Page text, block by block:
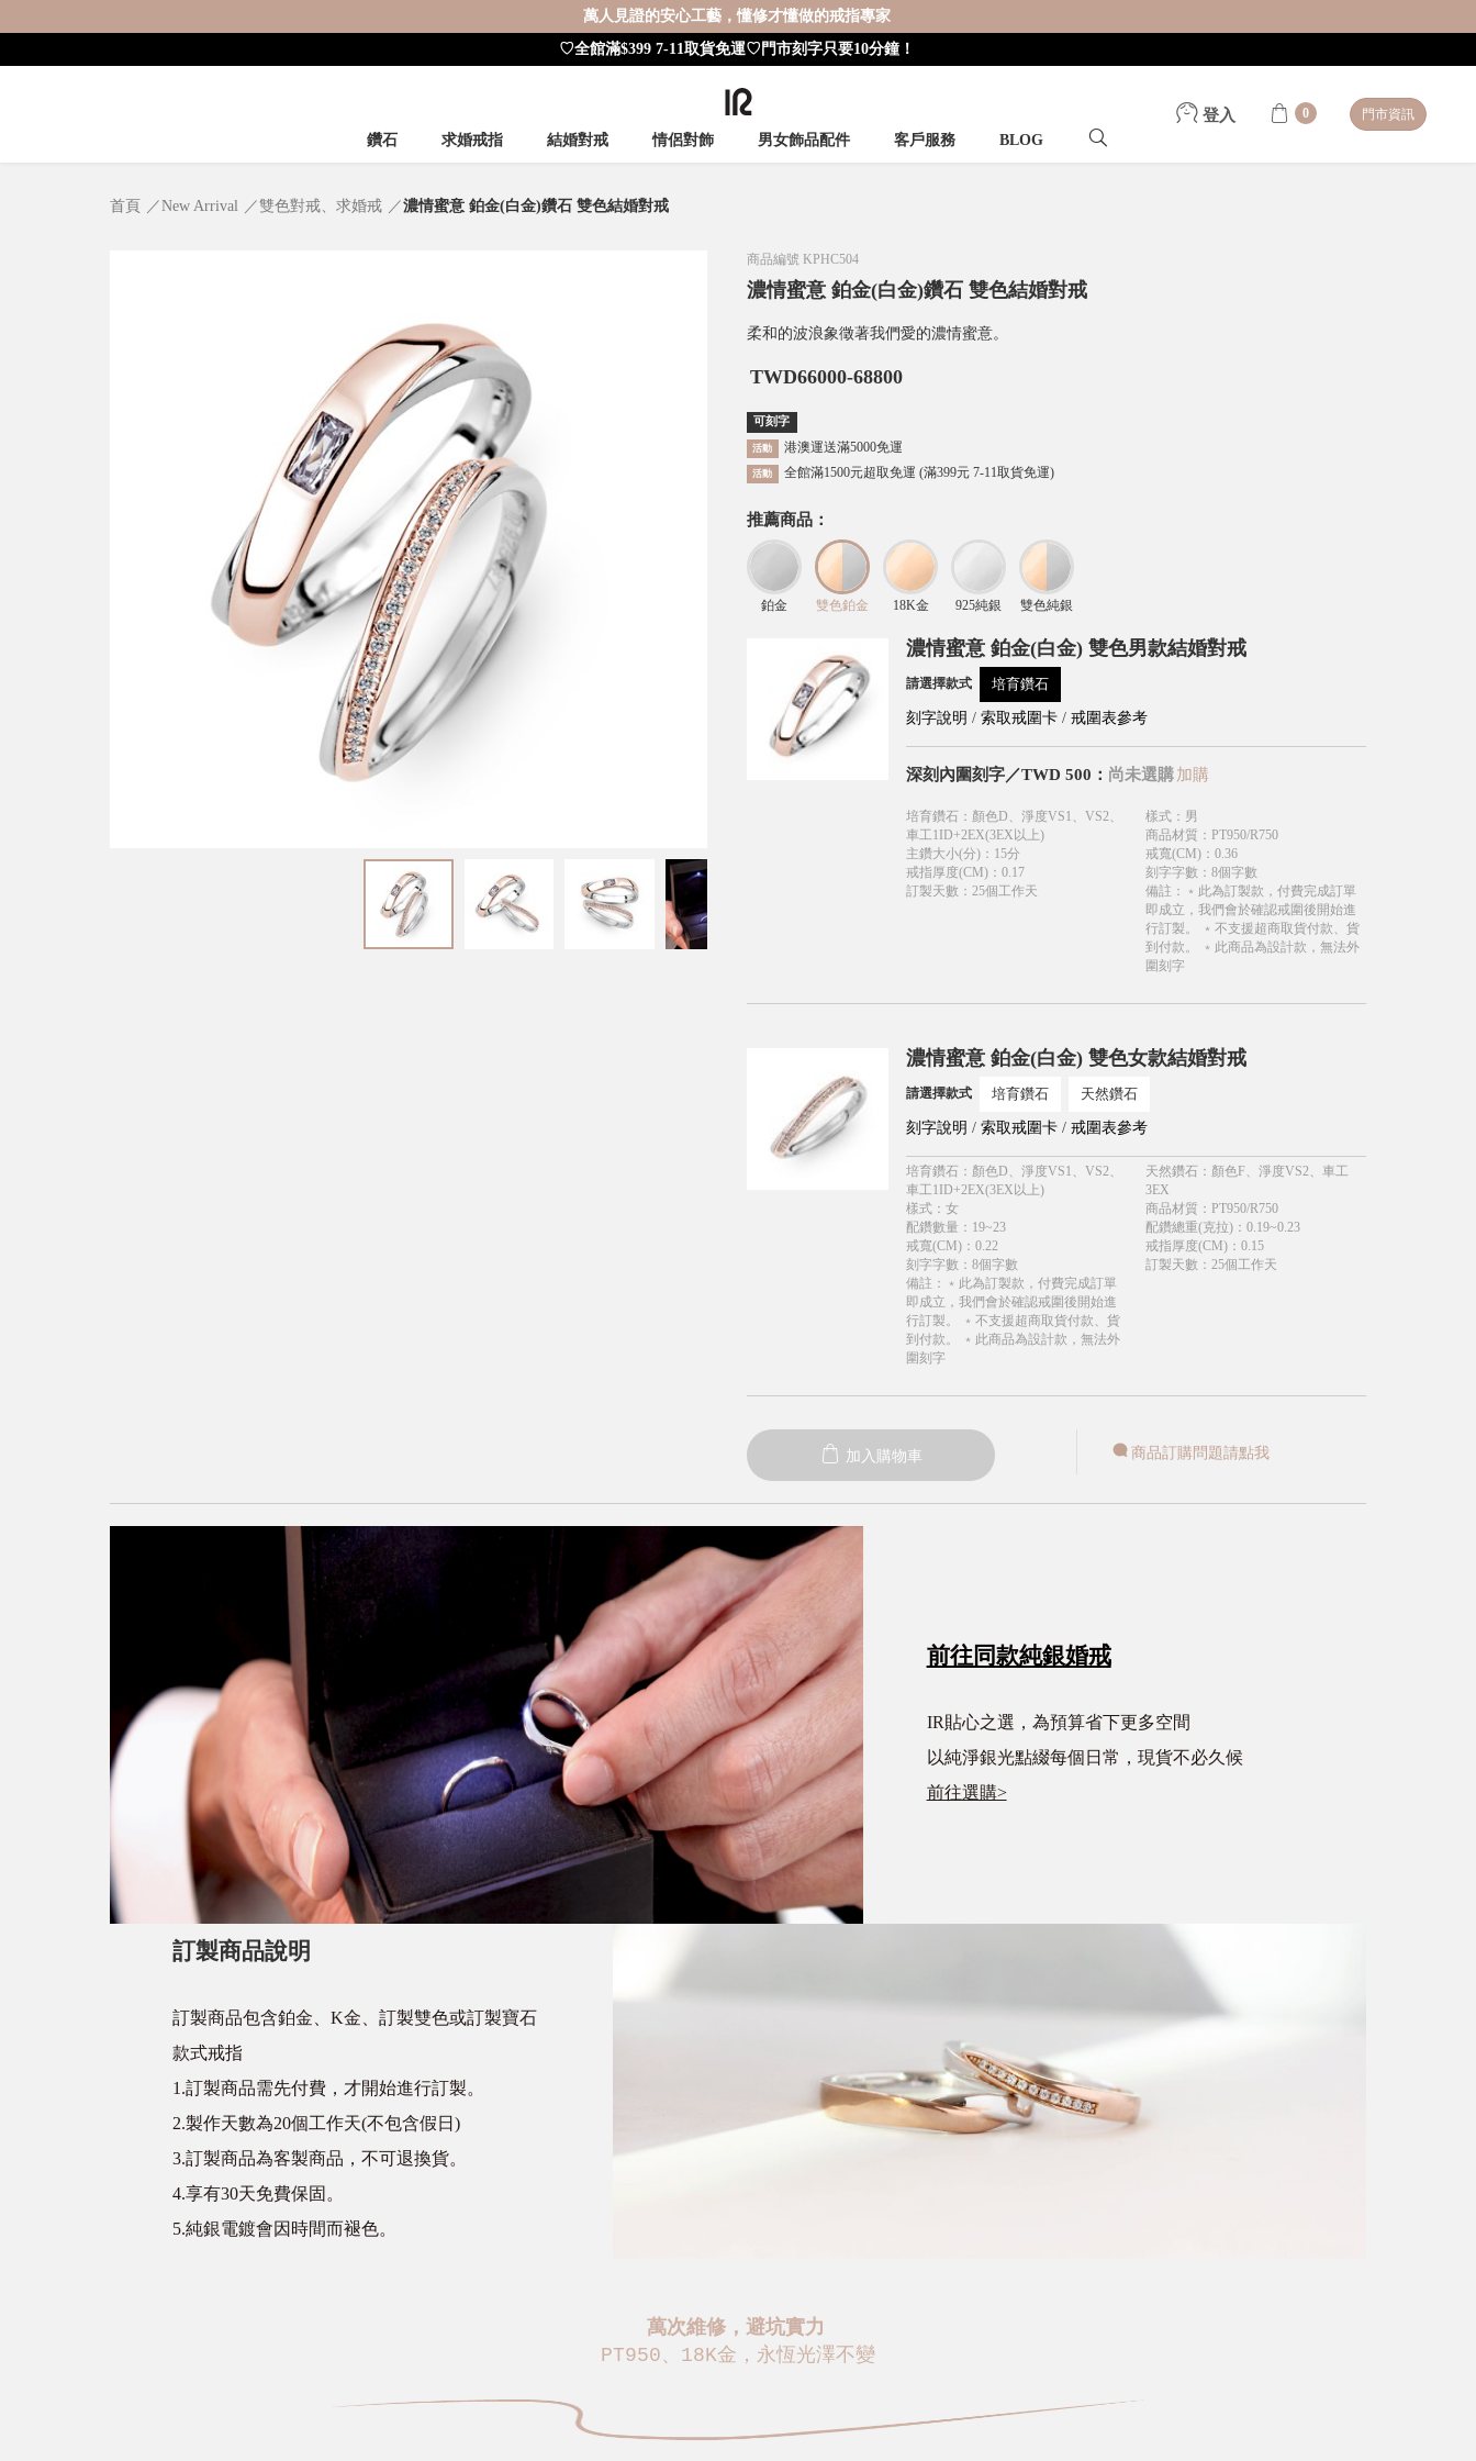
萬人見證的安心工藝，懂修才懂做的戒指專家
♡全館滿$399 7-11取貨免運♡門市刻字只要10分鐘！
鑽石 求婚戒指 結婚對戒 情侶對飾 男女飾品配件 客戶服務 BLOG
登入 0 門市資訊
首頁 New Arrival 雙色對戒、求婚戒 濃情蜜意 鉑金(白金)鑽石 雙色結婚對戒
商品編號 KPHC504
濃情蜜意 鉑金(白金)鑽石 雙色結婚對戒
柔和的波浪象徵著我們愛的濃情蜜意。
TWD66000-68800
可刻字
活動 港澳運送滿5000免運
活動 全館滿1500元超取免運 (滿399元 7-11取貨免運)
推薦商品：
鉑金 雙色鉑金 18K金 925純銀 雙色純銀
濃情蜜意 鉑金(白金) 雙色男款結婚對戒
請選擇款式 培育鑽石
刻字說明 / 索取戒圍卡 / 戒圍表參考
深刻內圍刻字／TWD 500 ： 尚未選購加購
培育鑽石 ： 顏色D、淨度VS1、VS2、
車工1ID+2EX(3EX以上)
樣式： 男
商品材質 ： PT950/R750
主鑽大小(分) ： 15分 戒寬(CM)： 0.36
戒指厚度(CM) ： 0.17 刻字字數 ： 8個字數
訂製天數 ： 25個工作天 備註 ：
﹡此為訂製款，付費完成訂單
即成立，我們會於確認戒圍後開始進
行訂製。 ﹡不支援超商取貨付款、貨
到付款。 ﹡此商品為設計款，無法外
圍刻字
濃情蜜意 鉑金(白金) 雙色女款結婚對戒
請選擇款式 培育鑽石 天然鑽石
刻字說明 / 索取戒圍卡 / 戒圍表參考
培育鑽石 ： 顏色D、淨度VS1、VS2、
車工1ID+2EX(3EX以上)
天然鑽石： 顏色F、淨度VS2、車工
3EX
樣式 ： 女 商品材質 ： PT950/R750
配鑽數量 ： 19~23 配鑽總重(克拉)： 0.19~0.23
戒寬(CM) ： 0.22 戒指厚度(CM)： 0.15
刻字字數 ： 8個字數 訂製天數 ： 25個工作天
備註 ：
﹡此為訂製款，付費完成訂單
即成立，我們會於確認戒圍後開始進
行訂製。 ﹡不支援超商取貨付款、貨
到付款。 ﹡此商品為設計款，無法外
圍刻字
加入購物車 商品訂購問題請點我
前往同款純銀婚戒
IR貼心之選，為預算省下更多空間
以純淨銀光點綴每個日常，現貨不必久候
前往選購>
訂製商品說明
訂製商品包含鉑金、K金、訂製雙色或訂製寶石
款式戒指
1.訂製商品需先付費，才開始進行訂製。
2.製作天數為20個工作天(不包含假日)
3.訂製商品為客製商品，不可退換貨。
4.享有30天免費保固。
5.純銀電鍍會因時間而褪色。
萬次維修，避坑實力
PT950、18K金，永恆光澤不變